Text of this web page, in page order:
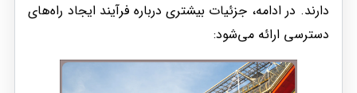
دارند. در ادامه، جزئیات بیشتری درباره فرآیند ایجاد راه‌های
دسترسی ارائه می‌شود: